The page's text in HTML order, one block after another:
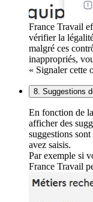
France Travail
vérifier la
malgré ces
inappropriés,
« Signaler cette
8. Suggestions
En fonction de
afficher des
suggestions
avez saisis.
Par exemple si
France Travail